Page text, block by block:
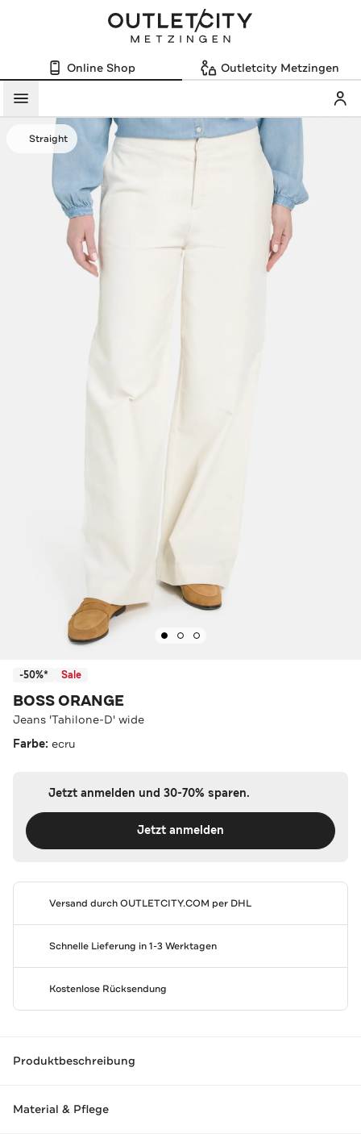
Online Shop Outletcity Metzingen
Menü
Straight
-50%* Sale
BOSS ORANGE
Jeans 'Tahilone-D' wide
Farbe: ecru
Jetzt anmelden und 30-70% sparen.
Jetzt anmelden
Versand durchOUTLETCITY.COM per DHL
Schnelle Lieferung in 1-3 Werktagen
Kostenlose Rücksendung
Produktbeschreibung
Material & Pflege